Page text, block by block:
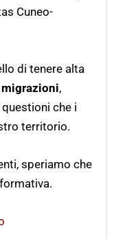
Cuneo-
di tenere alta
migrazioni,
che i
territorio.
speriamo che